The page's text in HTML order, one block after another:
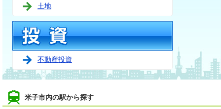
土地
不動産投資
米子市内の駅から探す